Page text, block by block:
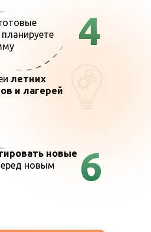
6
4
летних
и лагерей
новые
новым